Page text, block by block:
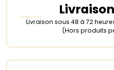
Livraison sous 48 à 72
(Hors produits